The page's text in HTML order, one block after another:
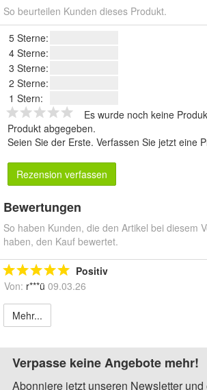
So beurteilen Kunden dieses Produkt.
5 Sterne:
4 Sterne:
3 Sterne:
2 Sterne:
1 Stern:
Es wurde noch keine
Produkt abgegeben.
Seien Sie der Erste. Verfassen Sie jetzt eine
Rezension verfassen
Bewertungen
So haben Kunden, die den Artikel bei diesem
haben, den Kauf bewertet.
Positiv
Von: r***ü 09.03.26
Mehr...
Verpasse keine Angebote mehr!
Abonniere jetzt unseren Newsletter